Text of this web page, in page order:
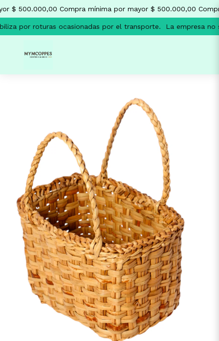
$ 500.000,00 Compra mínima por mayor $ 500.000,00
por roturas ocasionadas por el transporte. La empresa no